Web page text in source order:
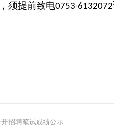
须提前致电0753-6132072
招聘笔试成绩公示